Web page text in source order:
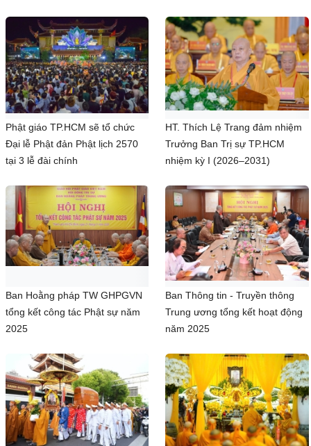
Phật giáo TP.HCM sẽ tổ chức
Đại lễ Phật đản Phật lịch 2570
tại 3 lễ đài chính
HT. Thích Lệ Trang đảm nhiệm
Trưởng Ban Trị sự TP.HCM
nhiệm kỳ I (2026–2031)
Ban Hoằng pháp TW GHPGVN
tổng kết công tác Phật sự năm
2025
Ban Thông tin - Truyền thông
Trung ương tổng kết hoạt động
năm 2025